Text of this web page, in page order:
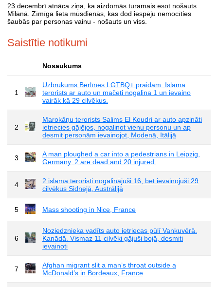
23.decembrī atnāca ziņa, ka aizdomās turamais esot nošauts
Milānā. Zīmīga lieta mūsdienās, kas dod iespēju nemocīties
šaubās par personas vainu - nošauts un viss.
Saistītie notikumi
Nosaukums
1
Uzbrukums Berlīnes LGTBQ+ praidam. Islama
terorists ar auto un mačeti nogalina 1 un ievaino
vairāk kā 29 cilvēkus.
2
Marokāņu terorists Salims El Koudri ar auto apzināti
ietriecies gājējos, nogalinot vienu personu un ap
desmit personām ievainojot, Modenā, Itālijā
3
A man ploughed a car into a pedestrians in Leipzig,
Germany. 2 are dead and 20 injured.
4
2 islama teroristi nogalinājuši 16, bet ievainojuši 29
cilvēkus Sidnejā, Austrālijā
5 Mass shooting in Nice, France
6
Noziedznieka vadīts auto ietriecas pūlī Vankuvērā.
Kanādā. Vismaz 11 cilvēki gājuši bojā, desmiti
ievainoti
7
Afghan migrant slit a man’s throat outside a
McDonald’s in Bordeaux, France